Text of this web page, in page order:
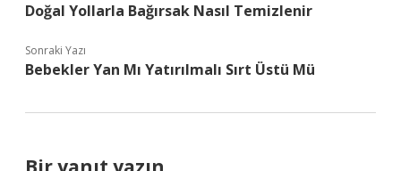
Doğal Yollarla Bağırsak Nasıl Temizlenir
Sonraki Yazı
Bebekler Yan Mı Yatırılmalı Sırt Üstü Mü